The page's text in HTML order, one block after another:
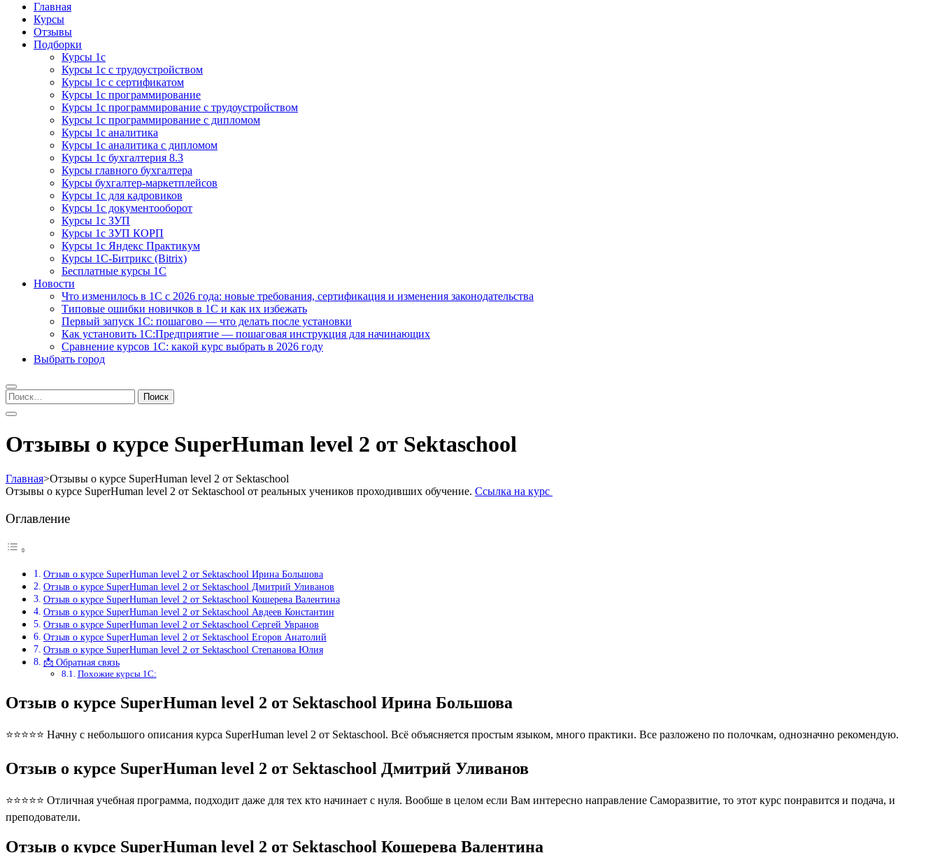
Курсы 1С
Курсы 1С официальная сертификация
Главная
Курсы
Отзывы
Подборки
Курсы 1с
Курсы 1с с трудоустройством
Курсы 1с с сертификатом
Курсы 1с программирование
Курсы 1с программирование с трудоустройством
Курсы 1с программирование с дипломом
Курсы 1с аналитика
Курсы 1с аналитика с дипломом
Курсы 1с бухгалтерия 8.3
Курсы главного бухгалтера
Курсы бухгалтер-маркетплейсов
Курсы 1с для кадровиков
Курсы 1с документооборот
Курсы 1с ЗУП
Курсы 1с ЗУП КОРП
Курсы 1с Яндекс Практикум
Курсы 1С-Битрикс (Bitrix)
Бесплатные курсы 1С
Новости
Что изменилось в 1С с 2026 года: новые требования, сертификация и изменения законодательства
Типовые ошибки новичков в 1С и как их избежать
Первый запуск 1С: пошагово — что делать после установки
Как установить 1С:Предприятие — пошаговая инструкция для начинающих
Сравнение курсов 1С: какой курс выбрать в 2026 году
Выбрать город
Найти:
Отзывы о курсе SuperHuman level 2 от Sektaschool
Главная>Отзывы о курсе SuperHuman level 2 от Sektaschool
Отзывы о курсе SuperHuman level 2 от Sektaschool от реальных учеников проходивших обучение. Ссылка на курс
Оглавление
Отзыв о курсе SuperHuman level 2 от Sektaschool Ирина Большова
Отзыв о курсе SuperHuman level 2 от Sektaschool Дмитрий Уливанов
Отзыв о курсе SuperHuman level 2 от Sektaschool Кошерева Валентина
Отзыв о курсе SuperHuman level 2 от Sektaschool Авдеев Константин
Отзыв о курсе SuperHuman level 2 от Sektaschool Сергей Увранов
Отзыв о курсе SuperHuman level 2 от Sektaschool Егоров Анатолий
Отзыв о курсе SuperHuman level 2 от Sektaschool Степанова Юлия
📩 Обратная связь
Похожие курсы 1С:
Отзыв о курсе SuperHuman level 2 от Sektaschool Ирина Большова
⭐⭐⭐⭐⭐ Начну с небольшого описания курса SuperHuman level 2 от Sektaschool. Всё объясняется простым языком, много практики. Все разложено по полочкам, однозначно рекомендую.
Отзыв о курсе SuperHuman level 2 от Sektaschool Дмитрий Уливанов
⭐⭐⭐⭐⭐ Отличная учебная программа, подходит даже для тех кто начинает с нуля. Вообше в целом если Вам интересно направление Саморазвитие, то этот курс понравится и подача, и
преподователи.
Отзыв о курсе SuperHuman level 2 от Sektaschool Кошерева Валентина